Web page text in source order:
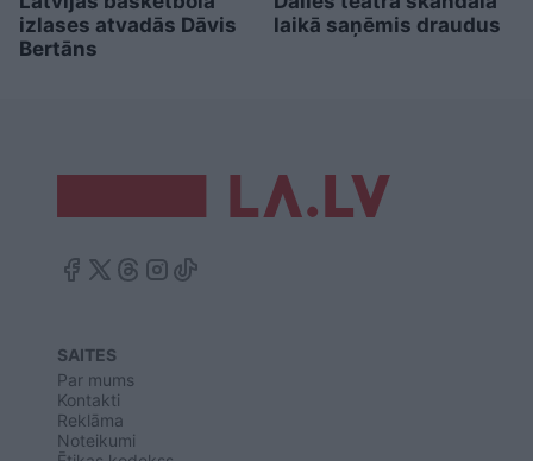
izlases atvadās Dāvis
Bertāns
laikā saņēmis draudus
SAITES
Par mums
Kontakti
Reklāma
Noteikumi